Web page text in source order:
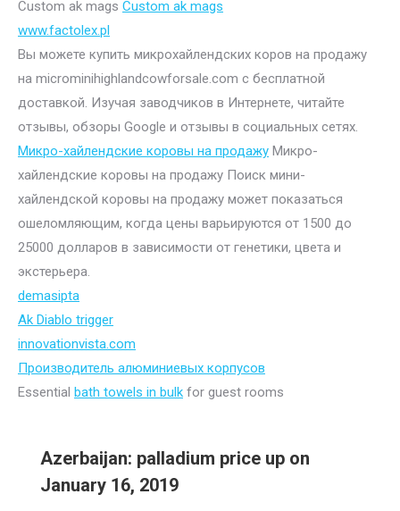
Custom ak mags Custom ak mags
www.factolex.pl
Вы можете купить микрохайлендских коров на продажу
на microminihighlandcowforsale.com с бесплатной
доставкой. Изучая заводчиков в Интернете, читайте
отзывы, обзоры Google и отзывы в социальных сетях.
Микро-хайлендские коровы на продажу Микро-
хайлендские коровы на продажу Поиск мини-
хайлендской коровы на продажу может показаться
ошеломляющим, когда цены варьируются от 1500 до
25000 долларов в зависимости от генетики, цвета и
экстерьера.
demasipta
Ak Diablo trigger
innovationvista.com
Производитель алюминиевых корпусов
Essential bath towels in bulk for guest rooms
Azerbaijan: palladium price up on
January 16, 2019